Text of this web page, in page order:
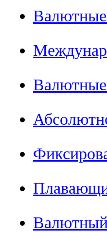
Валютный